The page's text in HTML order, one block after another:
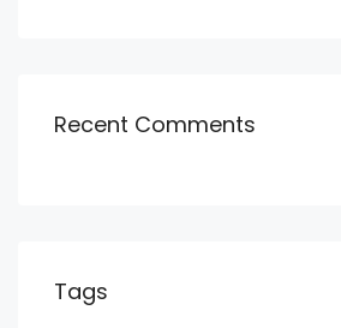
Recent Comments
Tags